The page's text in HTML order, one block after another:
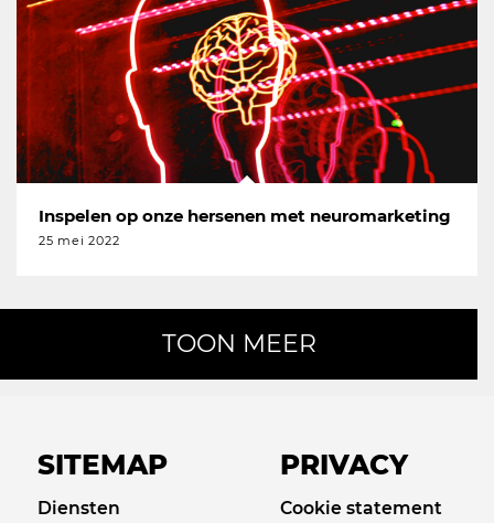
Inspelen op onze hersenen met neuromarketing
25 mei 2022
TOON MEER
SITEMAP
Diensten
PRIVACY
Cookie statement